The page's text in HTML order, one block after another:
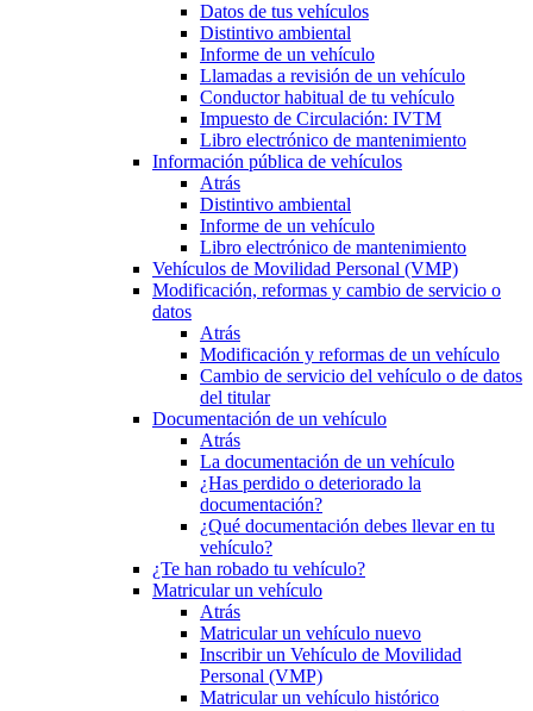
Datos de tus vehículos
Distintivo ambiental
Informe de un vehículo
Llamadas a revisión de un vehículo
Conductor habitual de tu vehículo
Impuesto de Circulación: IVTM
Libro electrónico de mantenimiento
Información pública de vehículos
Atrás
Distintivo ambiental
Informe de un vehículo
Libro electrónico de mantenimiento
Vehículos de Movilidad Personal (VMP)
Modificación, reformas y cambio de servicio o
datos
Atrás
Modificación y reformas de un vehículo
Cambio de servicio del vehículo o de datos
del titular
Documentación de un vehículo
Atrás
La documentación de un vehículo
¿Has perdido o deteriorado la
documentación?
¿Qué documentación debes llevar en tu
vehículo?
¿Te han robado tu vehículo?
Matricular un vehículo
Atrás
Matricular un vehículo nuevo
Inscribir un Vehículo de Movilidad
Personal (VMP)
Matricular un vehículo histórico